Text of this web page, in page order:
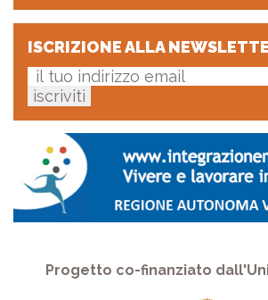
ISCRIZIONE ALLA
Progetto co-finanziato